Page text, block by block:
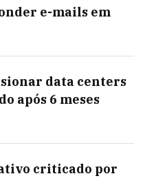
e-mails em
data centers
após 6 meses
criticado por